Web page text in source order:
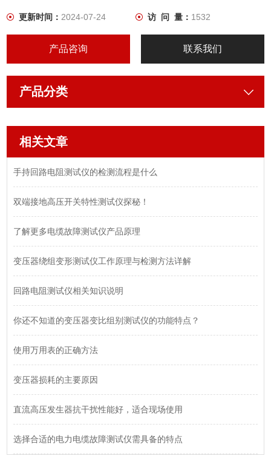
更新时间：2024-07-24 访 问 量： 1532
产品咨询 联系我们
产品分类
相关文章
手持回路电阻测试仪的检测流程是什么
双端接地高压开关特性测试仪探秘！
了解更多电缆故障测试仪产品原理
变压器绕组变形测试仪工作原理与检测方法详解
回路电阻测试仪相关知识说明
你还不知道的变压器变比组别测试仪的功能特点？
使用万用表的正确方法
变压器损耗的主要原因
直流高压发生器抗干扰性能好，适合现场使用
选择合适的电力电缆故障测试仪需具备的特点